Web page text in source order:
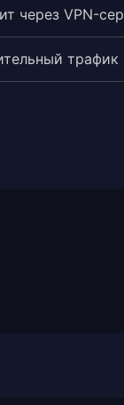
через VPN-